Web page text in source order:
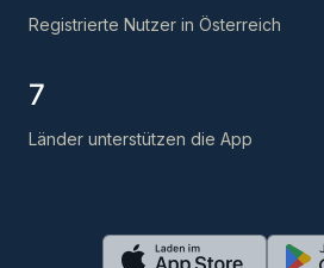
Registrierte Nutzer in Österreich
7
Länder unterstützen die App